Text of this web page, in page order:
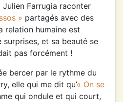
Julien Farrugia raconter
» partagés avec des
relation humaine est
et sa beauté se
pas forcément !
bercer par le rythme du
elle qui me dit qu’« On se
qui ondule et qui court,